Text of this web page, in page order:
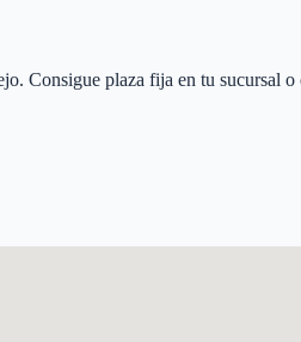
. Consigue plaza fija en tu sucursal